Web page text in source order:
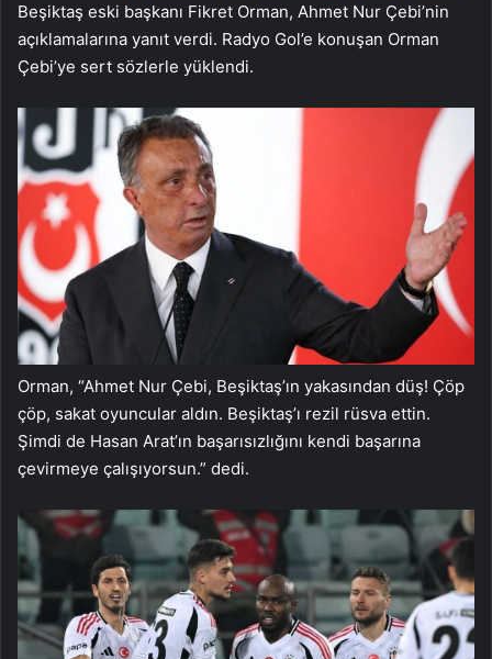
Beşiktaş eski başkanı Fikret Orman, Ahmet Nur Çebi’nin
açıklamalarına yanıt verdi. Radyo Gol’e konuşan Orman
Çebi’ye sert sözlerle yüklendi.
Orman, “Ahmet Nur Çebi, Beşiktaş’ın yakasından düş! Çöp
çöp, sakat oyuncular aldın. Beşiktaş’ı rezil rüsva ettin.
Şimdi de Hasan Arat’ın başarısızlığını kendi başarına
çevirmeye çalışıyorsun.” dedi.